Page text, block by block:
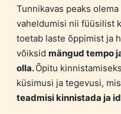
Tunnikavas peaks
vaheldumisi nii füüsilist
toetab laste õppimist ja
võiksid mängud tempo
olla.Õpitu
küsimusi ja tegevusi,
teadmisi kinnistada ja